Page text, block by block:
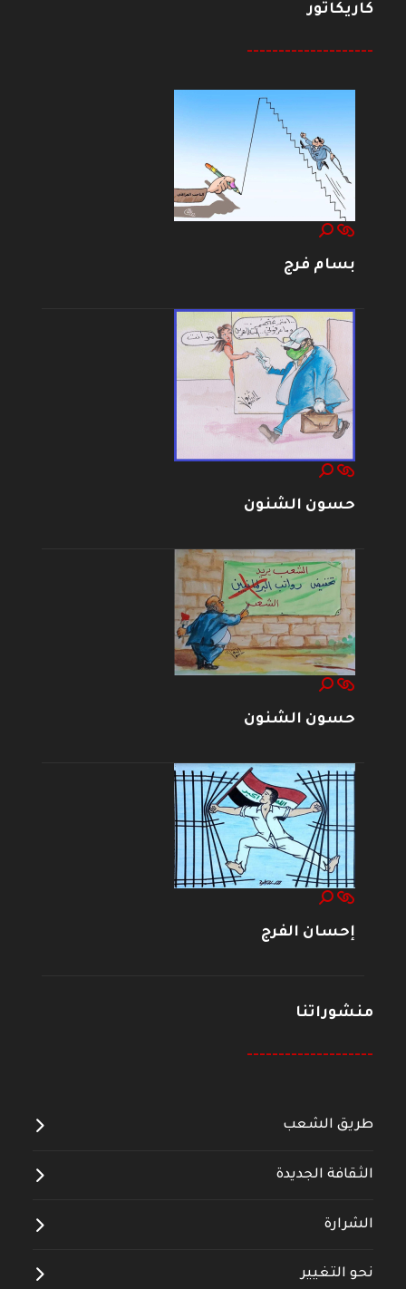
كاريكاتور
--------------------
بسام فرج
حسون الشنون
حسون الشنون
إحسان الفرج
منشوراتنا
--------------------
طريق الشعب
الثقافة الجديدة
الشرارة
نحو التغيير